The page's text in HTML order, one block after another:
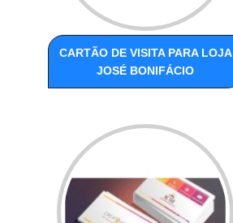
CARTÃO DE VISITA PARA LOJA
JOSÉ BONIFÁCIO